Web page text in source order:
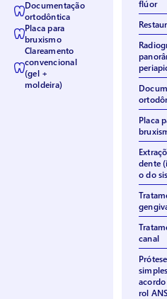
Documentação
ortodôntica
Placa para
bruxismo
Clareamento
convencional
(gel +
moldeira)
flúor
Placa
dente
o do
canal
rol